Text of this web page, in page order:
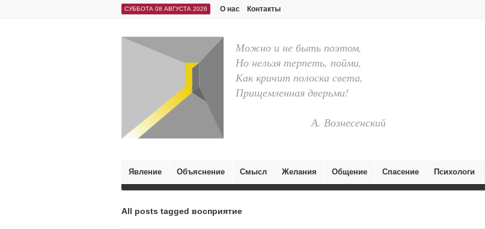
СУББОТА 08 АВГУСТА 2026 О нас Контакты
Можно и не быть поэтом,
Но нельзя терпеть, пойми,
Как кричит полоска света,
Прищемленная дверьми!
А. Вознесенский
Явление Объяснение Смысл Желания Общение Спасение Психологи
All posts tagged восприятие